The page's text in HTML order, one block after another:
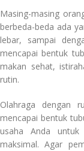
Masing-masing
berbeda-beda ada
lebar, sampai
mencapai bentuk
makan sehat,
rutin.
Olahraga dengan
mencapai bentuk
usaha Anda untuk
maksimal. Agar